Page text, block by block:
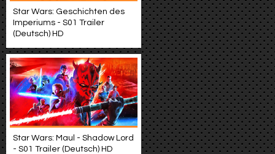
Star Wars: Geschichten des
Imperiums - S01 Trailer
(Deutsch) HD
Star Wars: Maul - Shadow Lord
- S01 Trailer (Deutsch) HD